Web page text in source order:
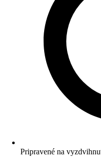
Pripravené na